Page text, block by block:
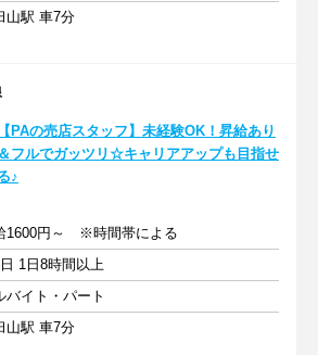
山駅 車7分
【PAの売店スタッフ】未経験OK！昇給あり
＆フルでガッツリ☆キャリアアップも目指せ
♪
1600円～ ※時間帯による
1日8時間以上
バイト・パート
山駅 車7分